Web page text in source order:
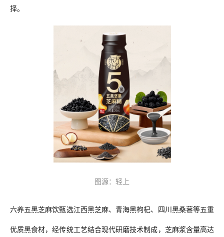
择。
图源：轻上
六养五黑芝麻饮甄选江西黑芝麻、青海黑枸杞、四川黑桑葚等五重
优质黑食材，经传统工艺结合现代研磨技术制成，芝麻浆含量高达